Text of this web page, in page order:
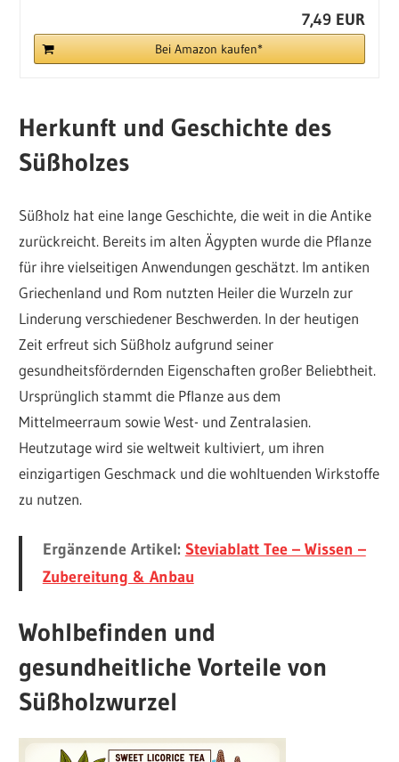
7,49 EUR
Bei Amazon kaufen*
Herkunft und Geschichte des
Süßholzes
Süßholz hat eine lange Geschichte, die weit in die Antike
zurückreicht. Bereits im alten Ägypten wurde die Pflanze
für ihre vielseitigen Anwendungen geschätzt. Im antiken
Griechenland und Rom nutzten Heiler die Wurzeln zur
Linderung verschiedener Beschwerden. In der heutigen
Zeit erfreut sich Süßholz aufgrund seiner
gesundheitsfördernden Eigenschaften großer Beliebtheit.
Ursprünglich stammt die Pflanze aus dem
Mittelmeerraum sowie West- und Zentralasien.
Heutzutage wird sie weltweit kultiviert, um ihren
einzigartigen Geschmack und die wohltuenden Wirkstoffe
zu nutzen.
Ergänzende Artikel: Steviablatt Tee – Wissen –
Zubereitung & Anbau
Wohlbefinden und
gesundheitliche Vorteile von
Süßholzwurzel